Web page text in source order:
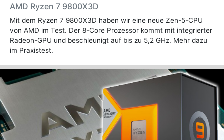
AMD Ryzen 7 9800X3D
Mit dem Ryzen 7 9800X3D haben wir eine neue Zen-5-CPU
von AMD im Test. Der 8-Core Prozessor kommt mit integrierter
Radeon-GPU und beschleunigt auf bis zu 5,2 GHz. Mehr dazu
im Praxistest.